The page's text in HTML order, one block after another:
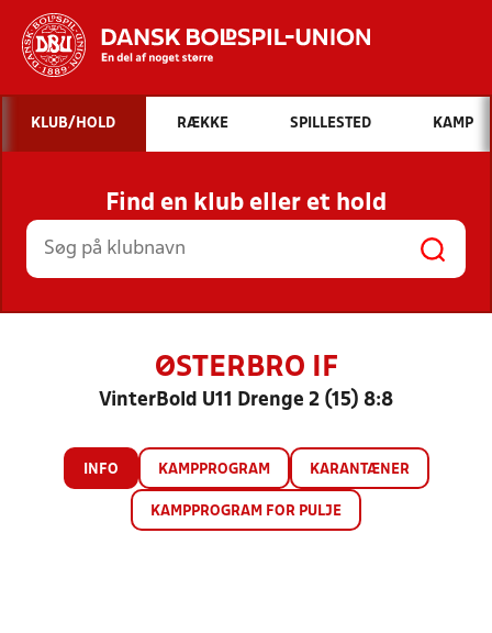
Hvad vil du søge efter?
INDHOLD OG NYHEDER
STILLINGER, RESULTATER, KLUBBER OG
HOLD
KLUB/HOLD RÆKKE SPILLESTED KAMP
Find en klub eller et hold
ØSTERBRO IF
VinterBold U11 Drenge 2 (15) 8:8
INFO KAMPPROGRAM KARANTÆNER
KAMPPROGRAM FOR PULJE